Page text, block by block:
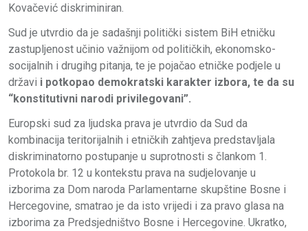
Kovačević diskriminiran.
Sud je utvrdio da je sadašnji politički sistem BiH etničku
zastupljenost učinio važnijom od političkih, ekonomsko-
socijalnih i drugihg pitanja, te je pojačao etničke podjele u
državi i potkopao demokratski karakter izbora, te da su
“konstitutivni narodi privilegovani”.
Europski sud za ljudska prava je utvrdio da Sud da
kombinacija teritorijalnih i etničkih zahtjeva predstavljala
diskriminatorno postupanje u suprotnosti s člankom 1.
Protokola br. 12 u kontekstu prava na sudjelovanje u
izborima za Dom naroda Parlamentarne skupštine Bosne i
Hercegovine, smatrao je da isto vrijedi i za pravo glasa na
izborima za Predsjedništvo Bosne i Hercegovine. Ukratko,